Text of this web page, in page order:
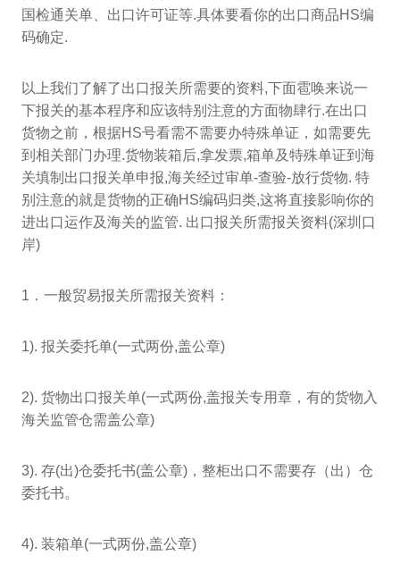
国检通关单、出口许可证等.具体要看你的出口商品HS编
码确定.
以上我们了解了出口报关所需要的资料,下面雹唤来说一
下报关的基本程序和应该特别注意的方面物肆行.在出口
货物之前，根据HS号看需不需要办特殊单证，如需要先
到相关部门办理.货物装箱后,拿发票,箱单及特殊单证到海
关填制出口报关单申报,海关经过审单-查验-放行货物. 特
别注意的就是货物的正确HS编码归类,这将直接影响你的
进出口运作及海关的监管. 出口报关所需报关资料(深圳口
岸)
1．一般贸易报关所需报关资料：
1). 报关委托单(一式两份,盖公章)
2). 货物出口报关单(一式两份,盖报关专用章，有的货物入
海关监管仓需盖公章)
3). 存(出)仓委托书(盖公章)，整柜出口不需要存（出）仓
委托书。
4). 装箱单(一式两份,盖公章)